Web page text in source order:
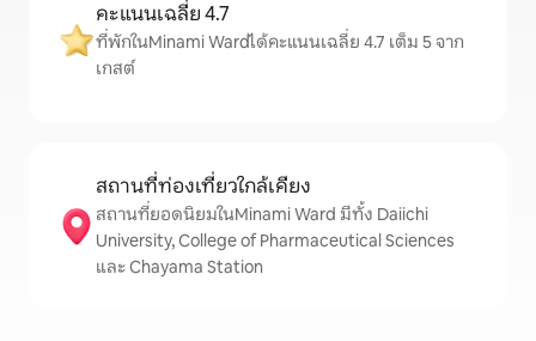
คะแนนเฉลี่ย 4.7
ที่พักในMinami Wardได้คะแนนเฉลี่ย 4.7 เต็ม 5 จาก
เกสต์
สถานที่ท่องเที่ยวใกล้เคียง
สถานที่ยอดนิยมในMinami Ward มีทั้ง Daiichi
University, College of Pharmaceutical Sciences
และ Chayama Station